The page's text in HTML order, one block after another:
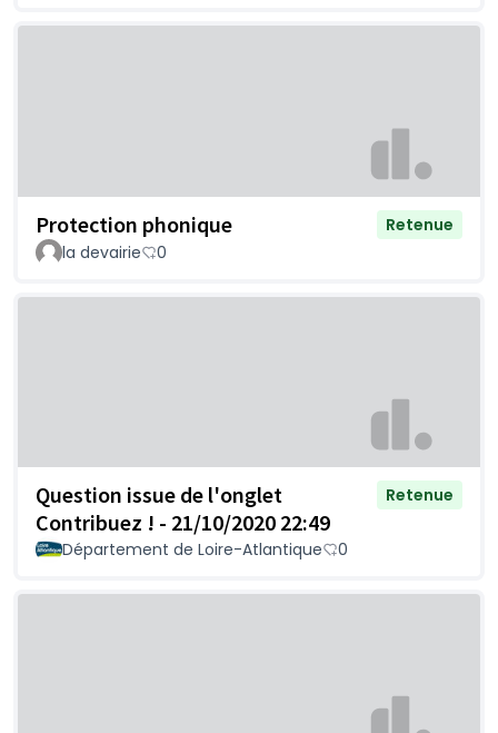
Protection phonique
Retenue
la devairie
0
Question issue de l'onglet
Contribuez ! - 21/10/2020 22:49
Retenue
Département de Loire-Atlantique 0